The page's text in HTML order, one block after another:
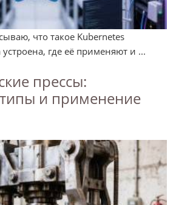
что такое Kubernetes
где её применяют и ...
прессы:
типы и применение